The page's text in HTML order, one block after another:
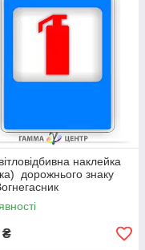
наклейка
дорожнього знаку
₴